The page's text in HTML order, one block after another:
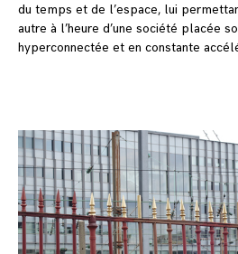
du temps et de l’espace, lui
autre à l’heure d’une société placée
hyperconnectée et en constante